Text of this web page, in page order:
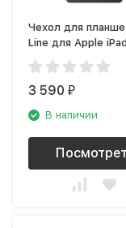
Чехол для
Line для Apple
12.9 (2020), чёрный
3 590₽
В наличии